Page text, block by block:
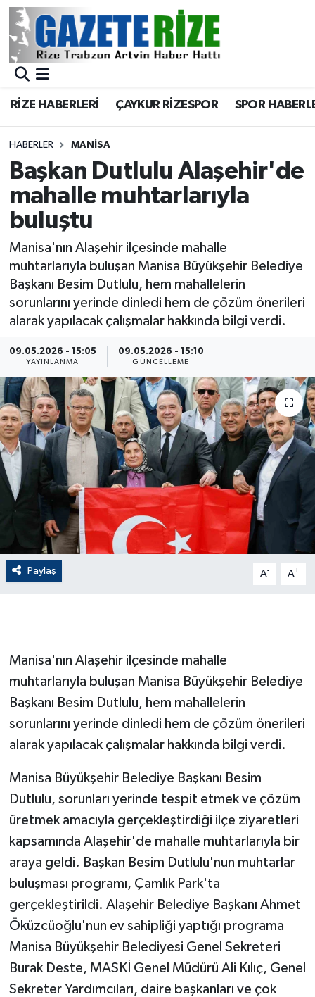
RİZE HABERLERİ ÇAYKUR RİZESPOR SPOR
HABERLER MANISA
Başkan Dutlulu Alaşehir'de
mahalle muhtarlarıyla
buluştu
Manisa'nın Alaşehir ilçesinde mahalle
muhtarlarıyla buluşan Manisa Büyükşehir Belediye
Başkanı Besim Dutlulu, hem mahallelerin
sorunlarını yerinde dinledi hem de çözüm önerileri
alarak yapılacak çalışmalar hakkında bilgi verdi.
09.05.2026 - 15:05
YAYINLANMA
09.05.2026 - 15:10
GÜNCELLEME
Paylaş A- A+
Manisa'nın Alaşehir ilçesinde mahalle
muhtarlarıyla buluşan Manisa Büyükşehir Belediye
Başkanı Besim Dutlulu, hem mahallelerin
sorunlarını yerinde dinledi hem de çözüm önerileri
alarak yapılacak çalışmalar hakkında bilgi verdi.
Manisa Büyükşehir Belediye Başkanı Besim
Dutlulu, sorunları yerinde tespit etmek ve çözüm
üretmek amacıyla gerçekleştirdiği ilçe ziyaretleri
kapsamında Alaşehir'de mahalle muhtarlarıyla bir
araya geldi. Başkan Besim Dutlulu'nun muhtarlar
buluşması programı, Çamlık Park'ta
gerçekleştirildi. Alaşehir Belediye Başkanı Ahmet
Öküzcüoğlu'nun ev sahipliği yaptığı programa
Manisa Büyükşehir Belediyesi Genel Sekreteri
Burak Deste, MASKİ Genel Müdürü Ali Kılıç, Genel
Sekreter Yardımcıları, daire başkanları ve çok
BÖLGEMİZ
Asayiş
Rize Jandarma Komutanlığı
Bilim Teknoloji
Bölge
Advertising news
Canlı Maç
Dış Haberler
Dünya
EĞİTİM
EKONOMİ
English News
Finans
GENEL
GÜNDEM
HABERDE İNSAN
İNSAN
İş Dünyası
Jandarma
Kadın
KÜLTÜR SANAT
MAGAZİN
Merkez Nöbetçi Eczaneler
Merkez Trafik Yoğunluk Haritası
Süper Lig Puan Durumu ve Fikstür
Tüm Manşetler
Son Dakika Haberleri
Haber Arşivi